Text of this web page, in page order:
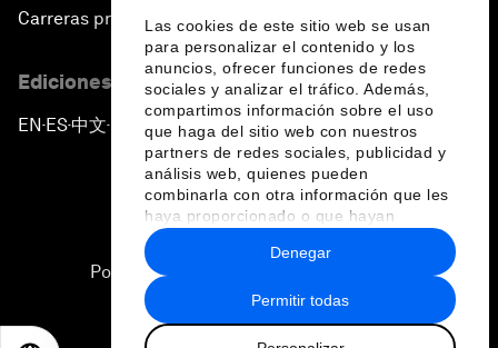
Las cookies de este sitio web se usan
para personalizar el contenido y los
anuncios, ofrecer funciones de redes
sociales y analizar el tráfico. Además,
compartimos información sobre el uso
que haga del sitio web con nuestros
partners de redes sociales, publicidad y
análisis web, quienes pueden
combinarla con otra información que les
haya proporcionado o que hayan
recopilado a partir del uso que haya
hecho de sus servicios.
Permitir todas
Denegar
Carreras profesionales
Ediciones en otros idiomas
EN ▪ES▪中文▪ 日本語
Política de privacidad y normas de uso
Sitemap